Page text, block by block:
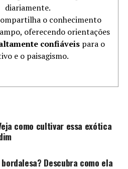
diariamente.
o conhecimento
oferecendo orientações
confiáveispara o
e o paisagismo.
como cultivar essa exótica
Descubra como ela